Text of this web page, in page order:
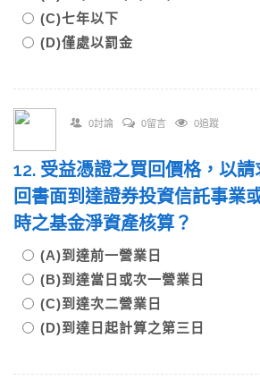
(C)七年以下
(D)僅處以罰金
0討論 0留言 0追蹤
12. 受益憑證之買回價格，以請
回書面到達證券投資信託事業
時之基金淨資產核算？
(A)到達前一營業日
(B)到達當日或次一營業日
(C)到達次二營業日
(D)到達日起計算之第三日